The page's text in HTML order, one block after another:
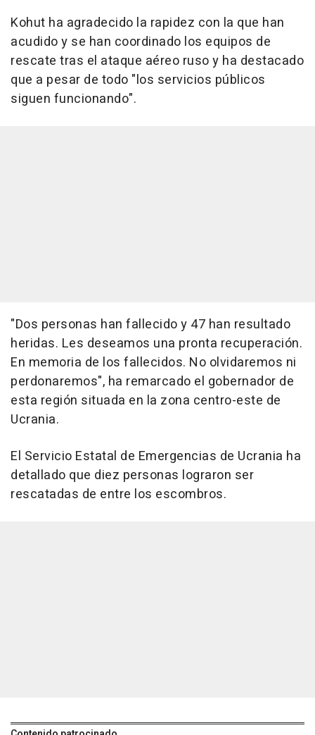
Kohut ha agradecido la rapidez con la que han
acudido y se han coordinado los equipos de
rescate tras el ataque aéreo ruso y ha destacado
que a pesar de todo "los servicios públicos
siguen funcionando".
"Dos personas han fallecido y 47 han resultado
heridas. Les deseamos una pronta recuperación.
En memoria de los fallecidos. No olvidaremos ni
perdonaremos", ha remarcado el gobernador de
esta región situada en la zona centro-este de
Ucrania.
El Servicio Estatal de Emergencias de Ucrania ha
detallado que diez personas lograron ser
rescatadas de entre los escombros.